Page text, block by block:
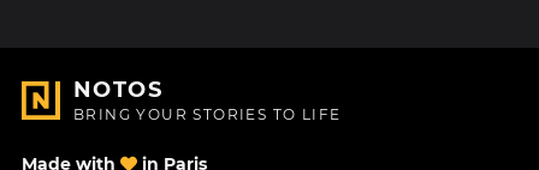
NOTOS
BRING YOUR STORIES TO LIFE
Made with in Paris